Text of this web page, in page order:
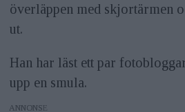
överläppen med skjortärmen
ut.
Han har läst ett par
upp en smula.
ANNONS